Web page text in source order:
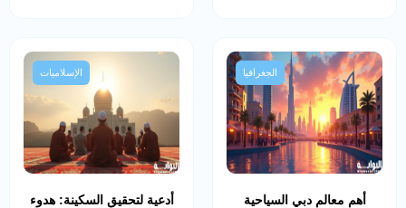
الجغرافيا
أهم معالم دبي السياحية
الإسلاميات
أدعية لتحقيق السكينة: هدوء